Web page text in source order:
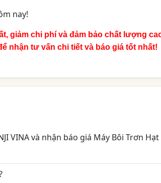
nay!
giảm chi phí và đảm bảo chất lượng
nhận tư vấn chi tiết và báo giá tốt nhất!
VINA và nhận báo giá Máy Bôi Trơn Hạt